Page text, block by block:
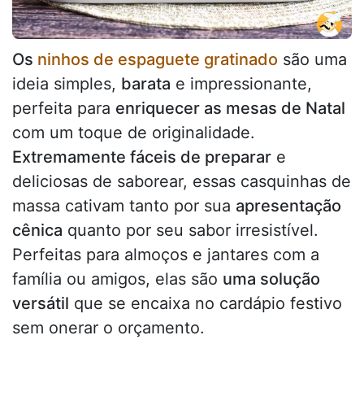
Os ninhos de espaguete gratinado são uma
ideia simples, barata e impressionante,
perfeita para enriquecer as mesas de Natal
com um toque de originalidade.
Extremamente fáceis de preparar e
deliciosas de saborear, essas casquinhas de
massa cativam tanto por sua apresentação
cênica quanto por seu sabor irresistível.
Perfeitas para almoços e jantares com a
família ou amigos, elas são uma solução
versátil que se encaixa no cardápio festivo
sem onerar o orçamento.